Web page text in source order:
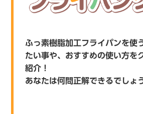
ふっ素樹脂加工フライパンを使
たい事や、おすすめの使い方を
紹介！
あなたは何問正解できるでしょ